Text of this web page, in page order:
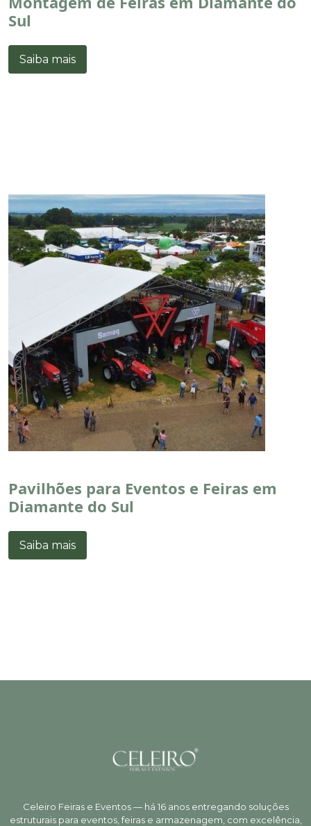
Sul
Saiba mais
Pavilhões para Eventos e Feiras em
Diamante do Sul
Saiba mais
Celeiro Feiras e Eventos — há 16 anos entregando soluções
estruturais para eventos, feiras e armazenagem, com excelência,